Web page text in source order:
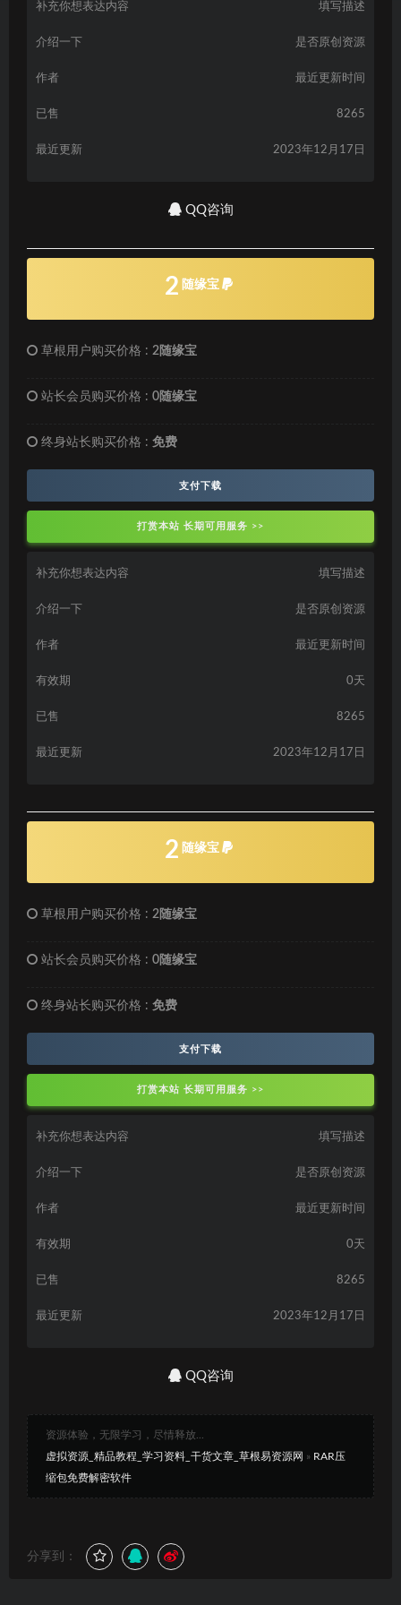
补充你想表达内容 填写描述
介绍一下 是否原创资源
作者 最近更新时间
已售 8265
最近更新 2023年12月17日
QQ咨询
2 随缘宝
草根用户购买价格 : 2随缘宝
站长会员购买价格 : 0随缘宝
终身站长购买价格 : 免费
支付下载
打赏本站 长期可用服务 >>
补充你想表达内容 填写描述
介绍一下 是否原创资源
作者 最近更新时间
有效期 0天
已售 8265
最近更新 2023年12月17日
2 随缘宝
草根用户购买价格 : 2随缘宝
站长会员购买价格 : 0随缘宝
终身站长购买价格 : 免费
支付下载
打赏本站 长期可用服务 >>
补充你想表达内容 填写描述
介绍一下 是否原创资源
作者 最近更新时间
有效期 0天
已售 8265
最近更新 2023年12月17日
QQ咨询
资源体验，无限学习，尽情释放...
虚拟资源_精品教程_学习资料_干货文章_草根易资源网 » RAR压
缩包免费解密软件
分享到：